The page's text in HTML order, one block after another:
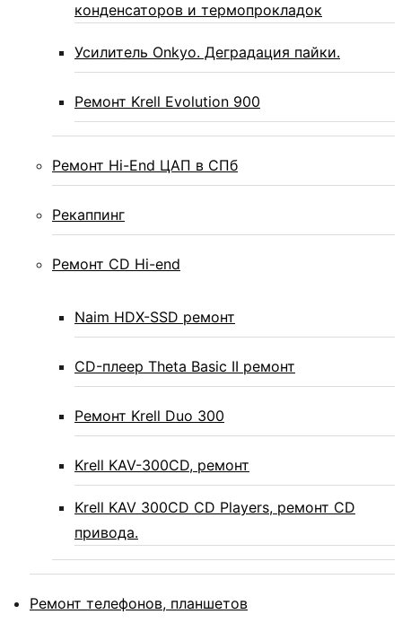
конденсаторов и термопрокладок
Усилитель Onkyo. Деградация пайки.
Ремонт Krell Evolution 900
Ремонт Hi-End ЦАП в СПб
Рекаппинг
Ремонт CD Hi-end
Naim HDX-SSD ремонт
CD-плеер Theta Basic II ремонт
Ремонт Krell Duo 300
Krell KAV-300CD, ремонт
Krell KAV 300CD CD Players, ремонт CD
привода.
Ремонт телефонов, планшетов